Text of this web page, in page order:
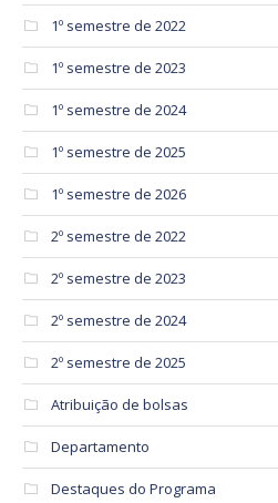
1º semestre de 2022
1º semestre de 2023
1º semestre de 2024
1º semestre de 2025
1º semestre de 2026
2º semestre de 2022
2º semestre de 2023
2º semestre de 2024
2º semestre de 2025
Atribuição de bolsas
Departamento
Destaques do Programa